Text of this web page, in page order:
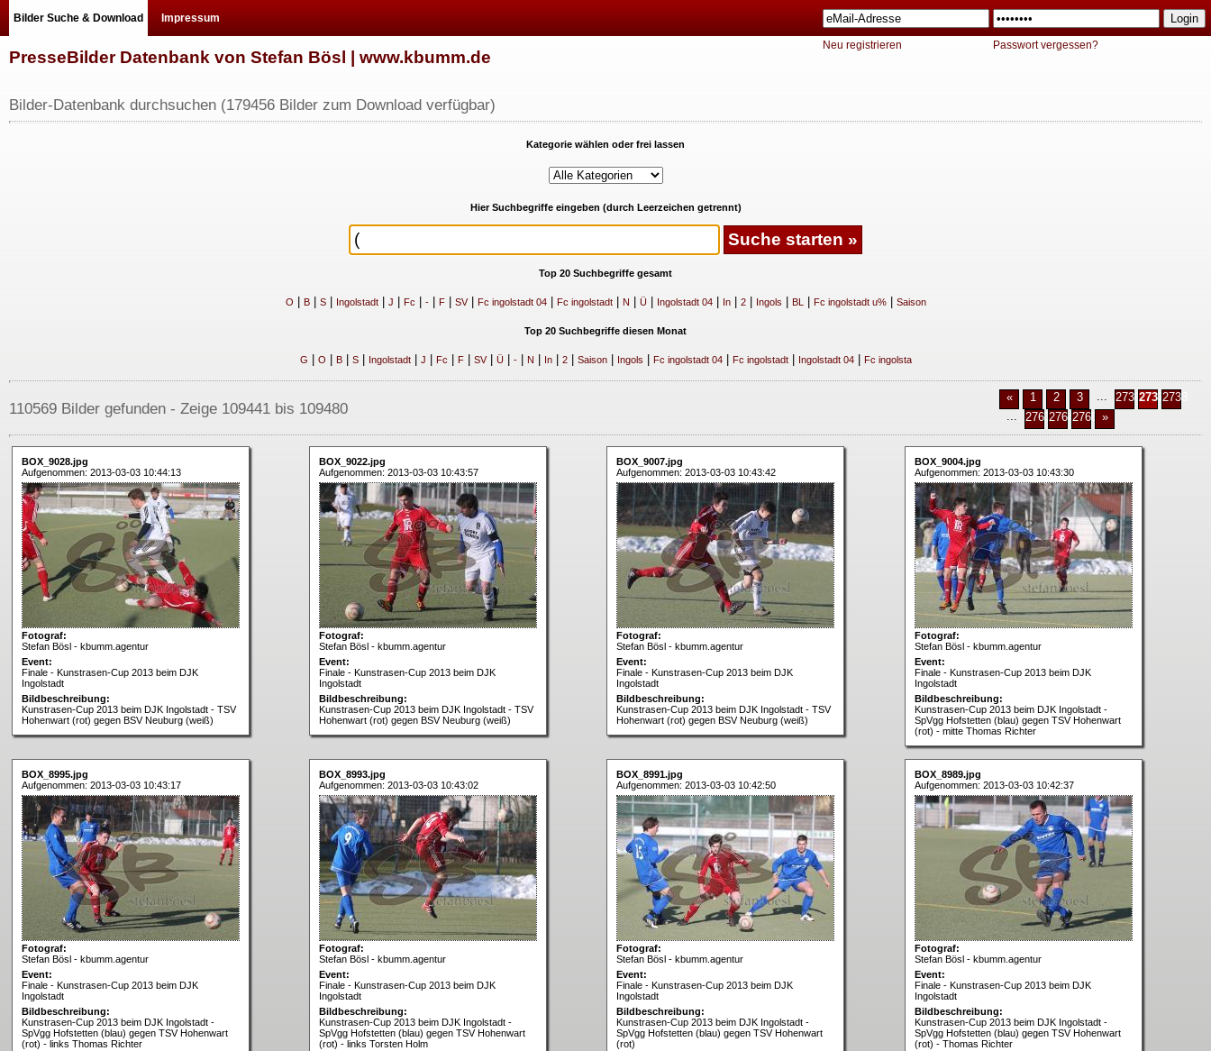
Bilder Suche & Download Impressum
Neu registrieren Passwort vergessen?
PresseBilder Datenbank von Stefan Bösl | www.kbumm.de
Bilder-Datenbank durchsuchen (179456 Bilder zum Download verfügbar)
Kategorie wählen oder frei lassen
Hier Suchbegriffe eingeben (durch Leerzeichen getrennt)
Top 20 Suchbegriffe gesamt
O B| S| Ingolstadt| J Fc -| F| SV| Fc ingolstadt 04| Fc ingolstadt| N Ü Ingolstadt 04| In| 2| Ingols BL | Fc ingolstadt u%| Saison
Top 20 Suchbegriffe diesen Monat
G O B| S| Ingolstadt| J Fc F| SV| Ü| -| N In| 2| Saison| Ingols Fc ingolstadt 04| Fc ingolstadt| Ingolstadt 04| Fc ingolsta
110569 Bilder gefunden - Zeige 109441 bis 109480
« 1 2 3 273627372738
276327642765 »
BOX_9028.jpg
Aufgenommen: 2013-03-03 10:44:13
Fotograf:
Stefan Bösl - kbumm.agentur
Event:
Finale - Kunstrasen-Cup 2013 beim DJK
Ingolstadt
Bildbeschreibung:
Kunstrasen-Cup 2013 beim DJK Ingolstadt - TSV
Hohenwart (rot) gegen BSV Neuburg (weiß)
BOX_9022.jpg
Aufgenommen: 2013-03-03 10:43:57
Fotograf:
Stefan Bösl - kbumm.agentur
Event:
Finale - Kunstrasen-Cup 2013 beim DJK
Ingolstadt
Bildbeschreibung:
Kunstrasen-Cup 2013 beim DJK Ingolstadt - TSV
Hohenwart (rot) gegen BSV Neuburg (weiß)
BOX_9007.jpg
Aufgenommen: 2013-03-03 10:43:42
Fotograf:
Stefan Bösl - kbumm.agentur
Event:
Finale - Kunstrasen-Cup 2013 beim DJK
Ingolstadt
Bildbeschreibung:
Kunstrasen-Cup 2013 beim DJK Ingolstadt - TSV
Hohenwart (rot) gegen BSV Neuburg (weiß)
BOX_9004.jpg
Aufgenommen: 2013-03-03 10:43:30
Fotograf:
Stefan Bösl - kbumm.agentur
Event:
Finale - Kunstrasen-Cup 2013 beim DJK
Ingolstadt
Bildbeschreibung:
Kunstrasen-Cup 2013 beim DJK Ingolstadt -
SpVgg Hofstetten (blau) gegen TSV Hohenwart
(rot) - mitte Thomas Richter
BOX_8995.jpg
Aufgenommen: 2013-03-03 10:43:17
Fotograf:
Stefan Bösl - kbumm.agentur
Event:
Finale - Kunstrasen-Cup 2013 beim DJK
Ingolstadt
Bildbeschreibung:
Kunstrasen-Cup 2013 beim DJK Ingolstadt -
SpVgg Hofstetten (blau) gegen TSV Hohenwart
(rot) - links Thomas Richter
BOX_8993.jpg
Aufgenommen: 2013-03-03 10:43:02
Fotograf:
Stefan Bösl - kbumm.agentur
Event:
Finale - Kunstrasen-Cup 2013 beim DJK
Ingolstadt
Bildbeschreibung:
Kunstrasen-Cup 2013 beim DJK Ingolstadt -
SpVgg Hofstetten (blau) gegen TSV Hohenwart
(rot) - links Torsten Holm
BOX_8991.jpg
Aufgenommen: 2013-03-03 10:42:50
Fotograf:
Stefan Bösl - kbumm.agentur
Event:
Finale - Kunstrasen-Cup 2013 beim DJK
Ingolstadt
Bildbeschreibung:
Kunstrasen-Cup 2013 beim DJK Ingolstadt -
SpVgg Hofstetten (blau) gegen TSV Hohenwart
(rot)
BOX_8989.jpg
Aufgenommen: 2013-03-03 10:42:37
Fotograf:
Stefan Bösl - kbumm.agentur
Event:
Finale - Kunstrasen-Cup 2013 beim DJK
Ingolstadt
Bildbeschreibung:
Kunstrasen-Cup 2013 beim DJK Ingolstadt -
SpVgg Hofstetten (blau) gegen TSV Hohenwart
(rot) - Thomas Richter